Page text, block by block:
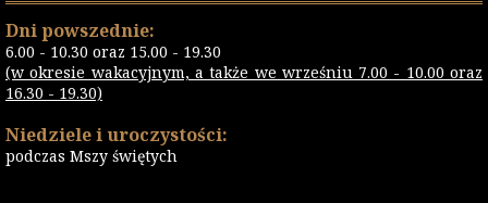
Dni powszednie:
6.00 - 10.30 oraz 15.00 - 19.30
(w okresie wakacyjnym, a także we wrześniu 7.00 - 10.00 oraz
16.30 - 19.30)
Niedziele i uroczystości:
podczas Mszy świętych